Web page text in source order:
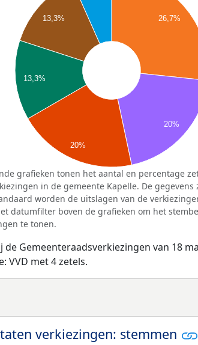
26,7%
20%
13,3%
13,3%
20%
grafieken tonen het aantal en percentage
in de gemeente Kapelle. De
worden de uitslagen van de
datumfilter boven de grafieken om het
te tonen.
Gemeenteraadsverkiezingen van 18
VVD met 4 zetels.
verkiezingen: stemmen